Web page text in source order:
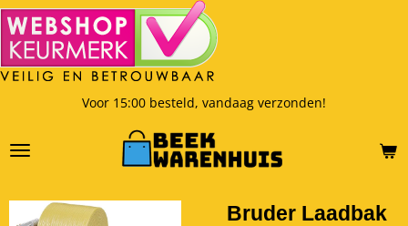
Ga
direct
naar
de
Voor 15:00 besteld, vandaag verzonden!
Bruder Laadbak